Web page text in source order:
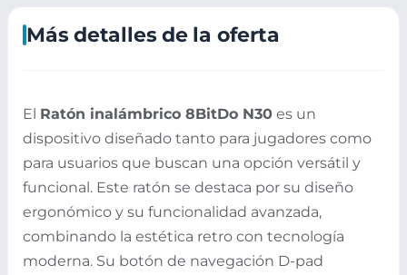
Más detalles de la oferta
El Ratón inalámbrico 8BitDo N30 es un
dispositivo diseñado tanto para jugadores como
para usuarios que buscan una opción versátil y
funcional. Este ratón se destaca por su diseño
ergonómico y su funcionalidad avanzada,
combinando la estética retro con tecnología
moderna. Su botón de navegación D-pad